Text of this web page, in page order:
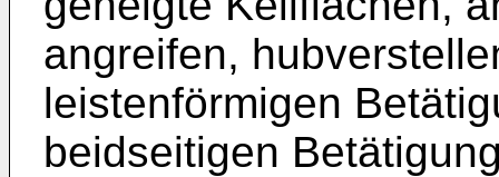
angreifen,
leistenförmigen
beidseitigen